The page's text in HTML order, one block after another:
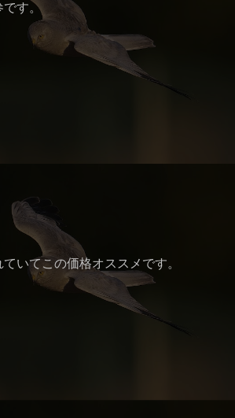
す。
いてこの価格オススメです。